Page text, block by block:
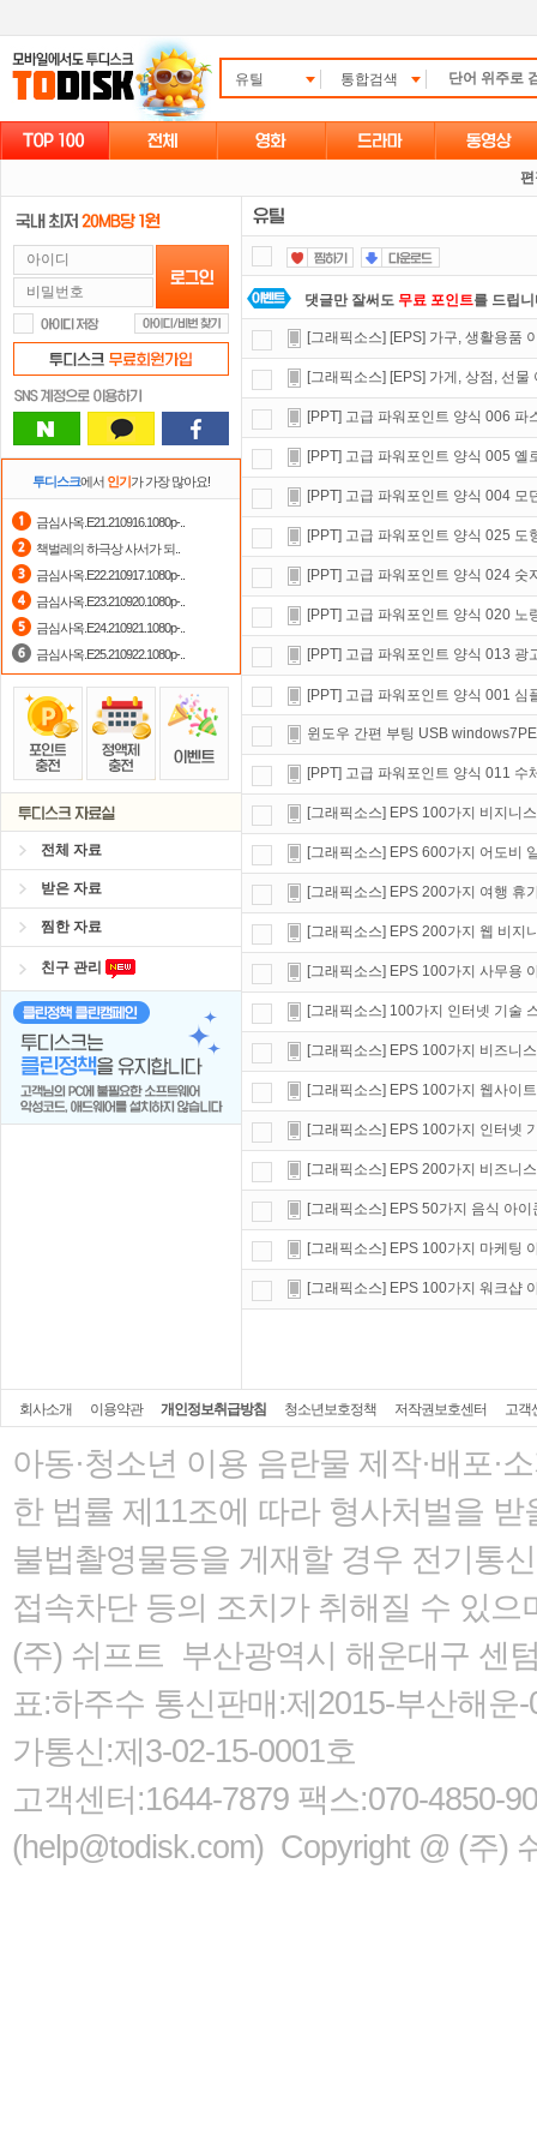
유틸 통합검색
투디스크에서 인기가 가장 많아요!
금심사옥.E21.210916.1080p-..
책벌레의 하극상 사서가 되..
금심사옥.E22.210917.1080p-..
금심사옥.E23.210920.1080p-..
금심사옥.E24.210921.1080p-..
금심사옥.E25.210922.1080p-..
전체 자료
받은 자료
찜한 자료
친구 관리
댓글만 잘써도 무료 포인트를 드립
숨어있는 카드 마일리지 조회하고
요즘 뭐가 재밌지?고민되면 눌러봐!
스마트TV로 투디스크영화,드라마,
정액제할인쿠폰 사용방법안내
포인트할인쿠폰 사용방법안내
[그래픽소스] [EPS] 가구, 생활용품
[그래픽소스] [EPS] 가게, 상점, 선물
[PPT] 고급 파워포인트 양식 006 파
[PPT] 고급 파워포인트 양식 005 옐
[PPT] 고급 파워포인트 양식 004 모
[PPT] 고급 파워포인트 양식 025 도
[PPT] 고급 파워포인트 양식 024 숫
[PPT] 고급 파워포인트 양식 020 노
[PPT] 고급 파워포인트 양식 013 광
[PPT] 고급 파워포인트 양식 001 심
윈도우 간편 부팅 USB
[PPT] 고급 파워포인트 양식 011 수
[그래픽소스] EPS 100가지 비지니
[그래픽소스] EPS 600가지 어도비
[그래픽소스] EPS 200가지 여행 휴
[그래픽소스] EPS 200가지 웹 비지
[그래픽소스] EPS 100가지 사무용
[그래픽소스] 100가지 인터넷 기술
[그래픽소스] EPS 100가지 비즈니
[그래픽소스] EPS 100가지 웹사이
[그래픽소스] EPS 100가지 인터넷
[그래픽소스] EPS 200가지 비즈니
[그래픽소스] EPS 50가지 음식 아이
[그래픽소스] EPS 100가지 마케팅
[그래픽소스] EPS 100가지 워크샵
회사소개 이용약관 개인정보취급방침 청소년보호정책 저작권보호센터 고객
아동·청소년 이용 음란물 제작·배포·
한 법률 제11조에 따라 형사처벌을 받
불법촬영물등을 게재할 경우 전기통
접속차단 등의 조치가 취해질 수 있으
(주) 쉬프트 부산광역시 해운대구 센
표:하주수 통신판매:제2015-부산해
가통신:제3-02-15-0001호
고객센터:1644-7879 팩스:070-4850-
(help@todisk.com) Copyright @ (주)